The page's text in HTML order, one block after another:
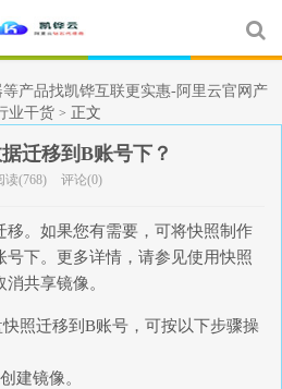
产品找凯铧互联更实惠-阿里云官网产
业干货 > 正文
迁移到B账号下？
读(768) 评论(0)
移。如果您有需要，可将快照制作
号下。更多详情，请参见使用快照
共享镜像。
照迁移到B账号，可按以下步骤操
建镜像。